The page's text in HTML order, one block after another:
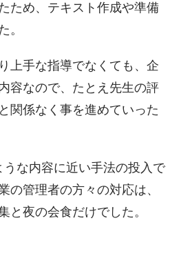
ため、テキスト作成や準備
。
上手な指導でなくても、企
容なので、たとえ先生の評
関係なく事を進めていった
な内容に近い手法の投入で
の管理者の方々の対応は、
と夜の会食だけでした。